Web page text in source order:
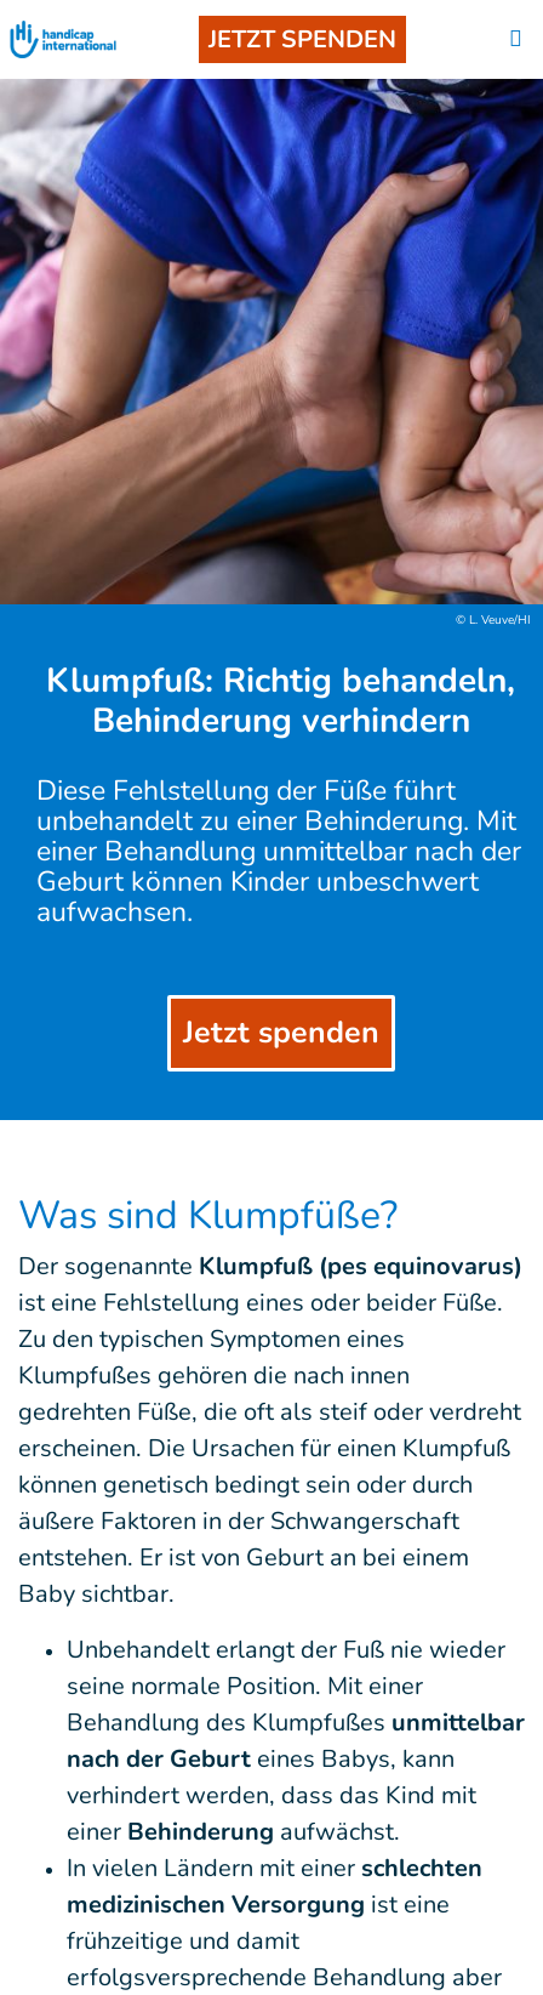
JETZT SPENDEN
© L. Veuve/HI
Klumpfuß: Richtig behandeln,
Behinderung verhindern
Diese Fehlstellung der Füße führt
unbehandelt zu einer Behinderung. Mit
einer Behandlung unmittelbar nach der
Geburt können Kinder unbeschwert
aufwachsen.
Jetzt spenden
Was sind Klumpfüße?
Der sogenannte Klumpfuß (pes equinovarus)
ist eine Fehlstellung eines oder beider Füße.
Zu den typischen Symptomen eines
Klumpfußes gehören die nach innen
gedrehten Füße, die oft als steif oder verdreht
erscheinen. Die Ursachen für einen Klumpfuß
können genetisch bedingt sein oder durch
äußere Faktoren in der Schwangerschaft
entstehen. Er ist von Geburt an bei einem
Baby sichtbar.
Unbehandelt erlangt der Fuß nie wieder
seine normale Position. Mit einer
Behandlung des Klumpfußes unmittelbar
nach der Geburt eines Babys, kann
verhindert werden, dass das Kind mit
einer Behinderung aufwächst.
In vielen Ländern mit einerschlechten
medizinischen Versorgung ist eine
frühzeitige und damit
erfolgsversprechende Behandlung aber